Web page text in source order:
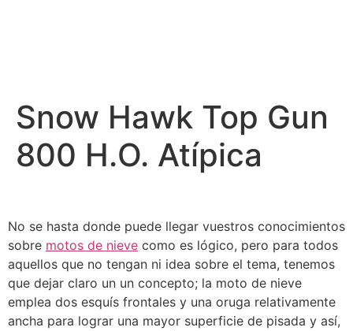
Snow Hawk Top Gun
800 H.O. Atípica
No se hasta donde puede llegar vuestros conocimientos
sobre motos de nieve como es lógico, pero para todos
aquellos que no tengan ni idea sobre el tema, tenemos
que dejar claro un un concepto; la moto de nieve
emplea dos esquís frontales y una oruga relativamente
ancha para lograr una mayor superficie de pisada y así,